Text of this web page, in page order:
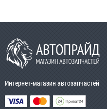
Интернет-магазин автозапчастей